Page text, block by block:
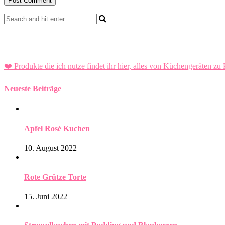
❤️ Produkte die ich nutze findet ihr hier, alles von Küchengeräten zu
Neueste Beiträge
Apfel Rosé Kuchen
10. August 2022
Rote Grütze Torte
15. Juni 2022